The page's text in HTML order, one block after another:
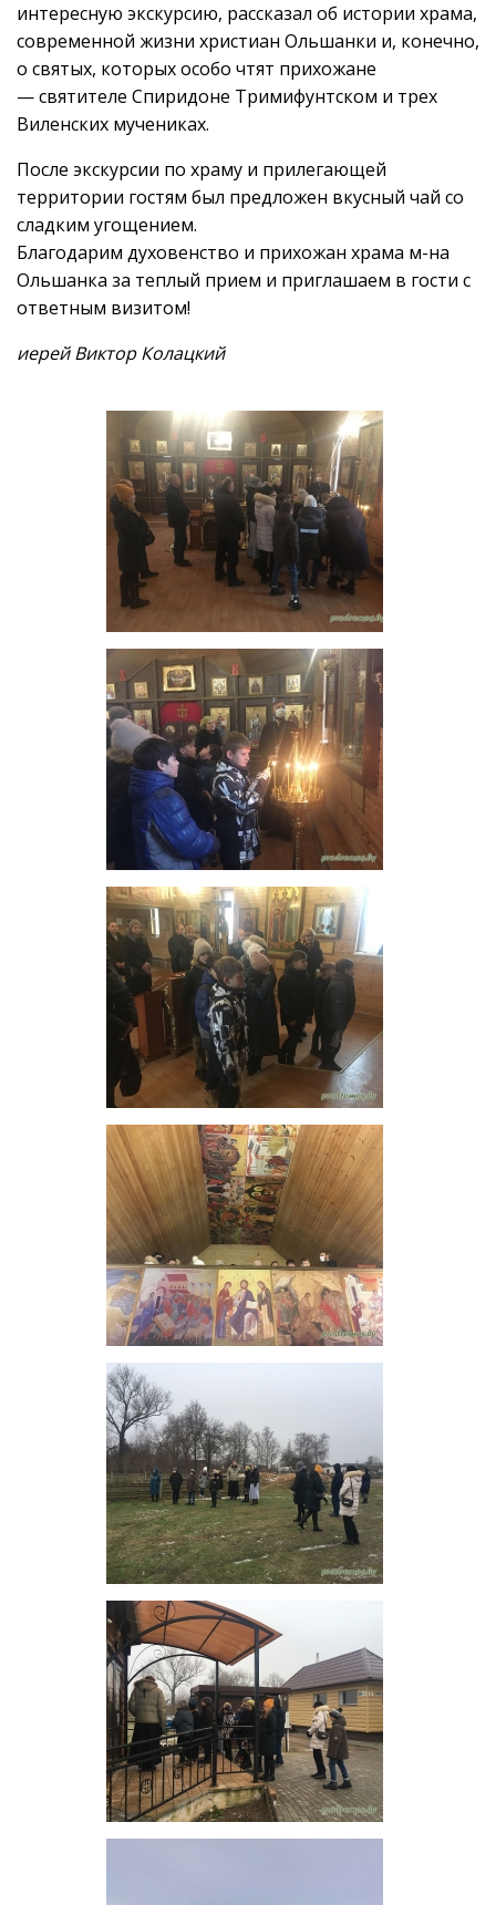
интересную экскурсию, рассказал об истории храма,
современной жизни христиан Ольшанки и, конечно,
о святых, которых особо чтят прихожане
— святителе Спиридоне Тримифунтском и трех
Виленских мучениках.
После экскурсии по храму и прилегающей
территории гостям был предложен вкусный чай со
сладким угощением.
Благодарим духовенство и прихожан храма м-на
Ольшанка за теплый прием и приглашаем в гости с
ответным визитом!
иерей Виктор Колацкий